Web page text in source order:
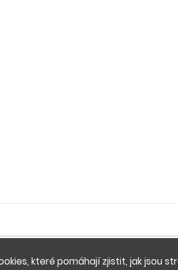
které pomáhají zjistit, jak jsou